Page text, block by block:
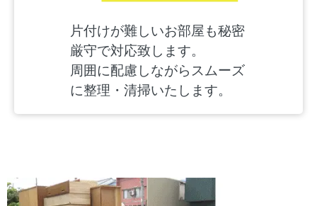
片付けが難しいお部屋も秘密
厳守で対応致します。
周囲に配慮しながらスムーズ
に整理・清掃いたします。